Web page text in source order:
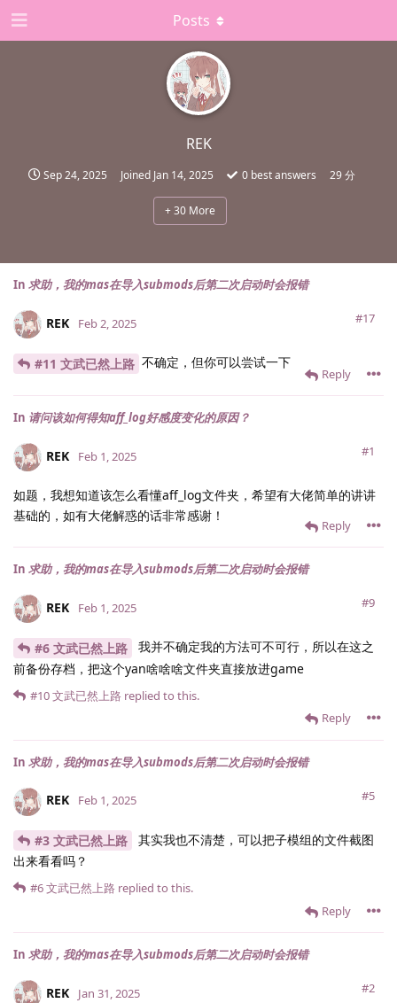
REK
Sep 24, 2025 Joined Jan 14, 2025 0 best answers 29 分
+30More
Posts
In 求助，我的mas在导入submods后第二次启动时会报错
REK #17
Feb 2, 2025
#11 文武已然上路 不确定，但你可以尝试一下
Reply
In 请问该如何得知aff_log好感度变化的原因？
REK #1
Feb 1, 2025
如题，我想知道该怎么看懂aff_log文件夹，希望有大佬简单的讲讲
基础的，如有大佬解惑的话非常感谢！
Reply
In 求助，我的mas在导入submods后第二次启动时会报错
REK #9
Feb 1, 2025
#6 文武已然上路
我并不确定我的方法可不可行，所以在这之
前备份存档，把这个yan啥啥啥文件夹直接放进game
Reply
#10文武已然上路 replied to this.
In 求助，我的mas在导入submods后第二次启动时会报错
REK #5
Feb 1, 2025
#3 文武已然上路
其实我也不清楚，可以把子模组的文件截图
出来看看吗？
Reply
#6文武已然上路 replied to this.
In 求助，我的mas在导入submods后第二次启动时会报错
REK #2
Jan 31, 2025